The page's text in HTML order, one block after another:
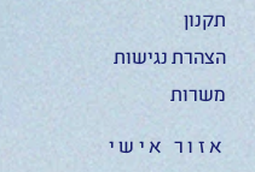
תקנון
הצהרת נגישות
משרות
אזור אישי